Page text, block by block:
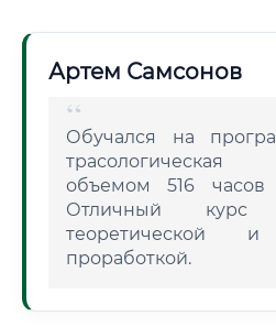
Артем Самсонов
Обучался на
объемом 516
Отличный курс
теоретической и
проработкой.